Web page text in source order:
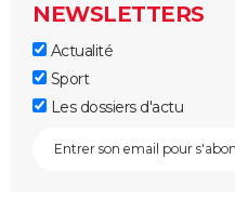
NEWSLETTERS
Actualité
Sport
Les dossiers d'actu